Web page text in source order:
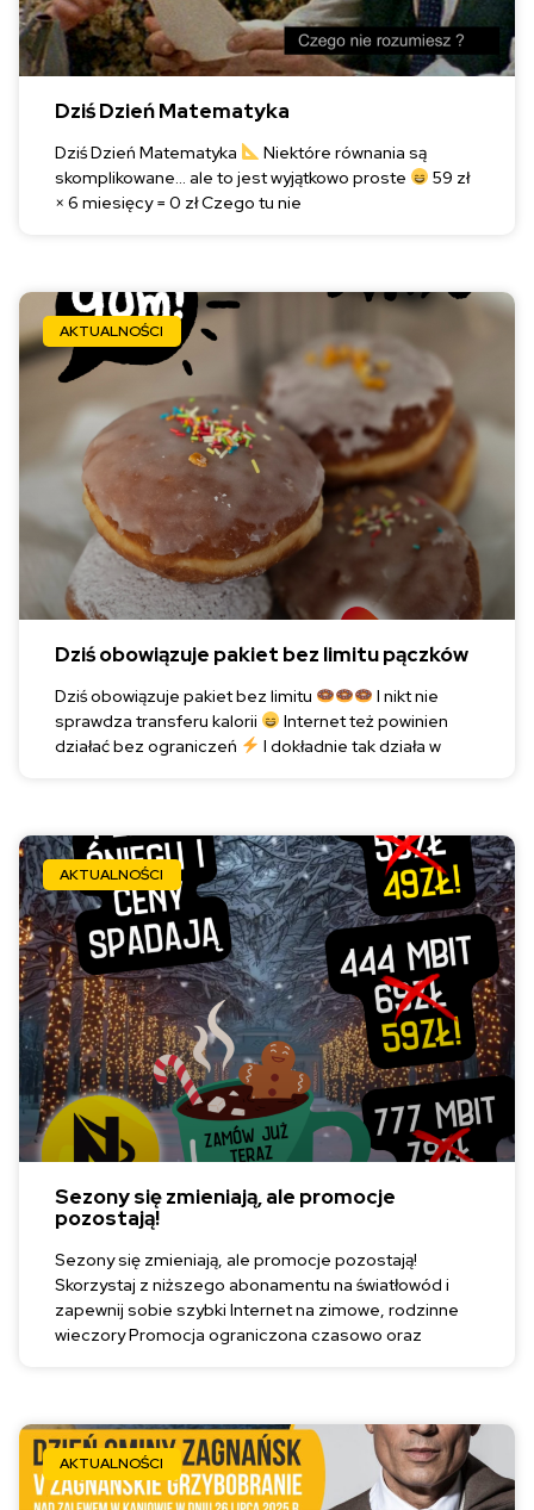
Dziś Dzień Matematyka
Dziś Dzień Matematyka
Niektóre równania są
skomplikowane… ale to jest wyjątkowo proste
59 zł
× 6 miesięcy = 0 zł Czego tu nie
AKTUALNOŚCI
Dziś obowiązuje pakiet bez limitu pączków
Dziś obowiązuje pakiet bez limitu
I nikt nie
sprawdza transferu kalorii
Internet też powinien
działać bez ograniczeń
I dokładnie tak działa w
AKTUALNOŚCI
Sezony się zmieniają, ale promocje
pozostają!
Sezony się zmieniają, ale promocje pozostają!
Skorzystaj z niższego abonamentu na światłowód i
zapewnij sobie szybki Internet na zimowe, rodzinne
wieczory Promocja ograniczona czasowo oraz
AKTUALNOŚCI